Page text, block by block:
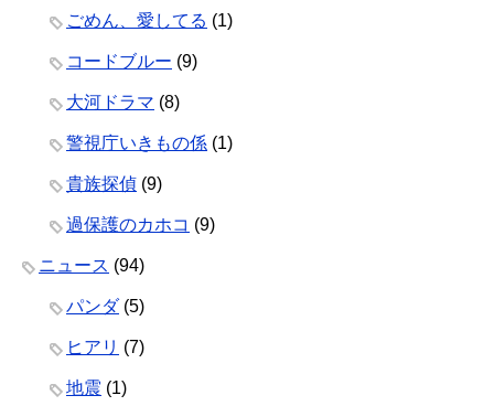
ごめん、愛してる (1)
コードブルー (9)
大河ドラマ (8)
警視庁いきもの係 (1)
貴族探偵 (9)
過保護のカホコ (9)
ニュース (94)
パンダ(5)
ヒアリ (7)
地震 (1)